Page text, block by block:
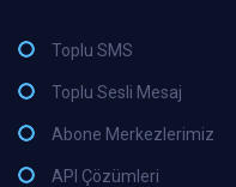
Toplu SMS
Toplu Sesli Mesaj
Abone Merkezlerimiz
API Çözümleri